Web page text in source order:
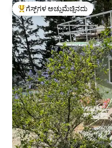
ಗೆಸ್ಟ್‌ಗಳಿಗೆ ಅತಿ ಹೆಚ್ಚು ಅಚ್ಚುಮೆಚ್ಚಿನದು
ಗೆಸ್ಟ್‌ಗಳ ಅಚ್ಚುಮೆಚ್ಚಿನದು